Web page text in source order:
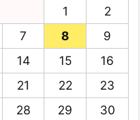
1
2
7 8
9
14 15
16
21 22
23
28 29
30